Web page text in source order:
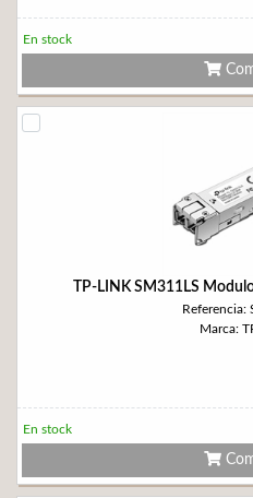
En stock
TP-LINK SM311LS
Referencia:
Marca:
En stock